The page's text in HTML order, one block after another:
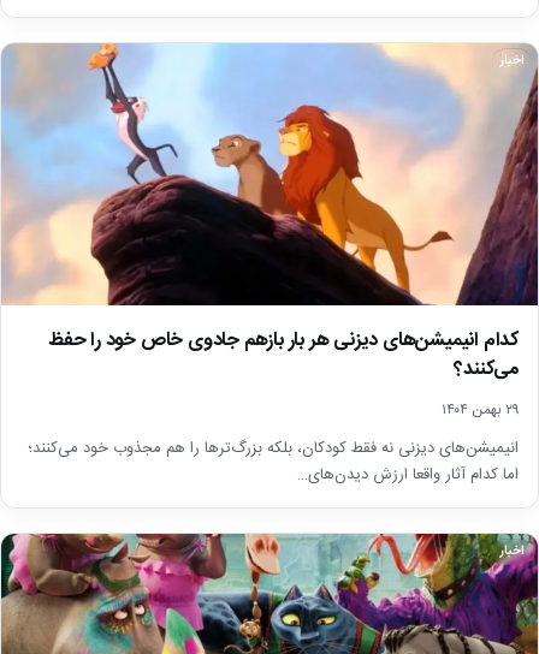
اخبار
کدام انیمیشن‌های دیزنی هر بار بازهم جادوی خاص خود را حفظ
می‌کنند؟
۲۹ بهمن ۱۴۰۴
انیمیشن‌های دیزنی نه فقط کودکان، بلکه بزرگ‌ترها را هم مجذوب خود می‌کنند؛
اما کدام آثار واقعا ارزش دیدن‌های…
اخبار